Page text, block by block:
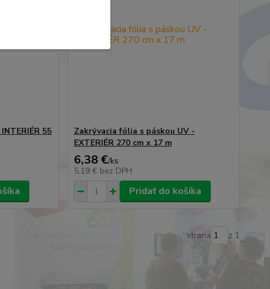
55
Zakrývacia fólia s páskou UV -
EXTERIÉR 270 cm x 17 m
6,38 €/ks
5,19 € bez DPH
Pridať do košíka
strana z 1